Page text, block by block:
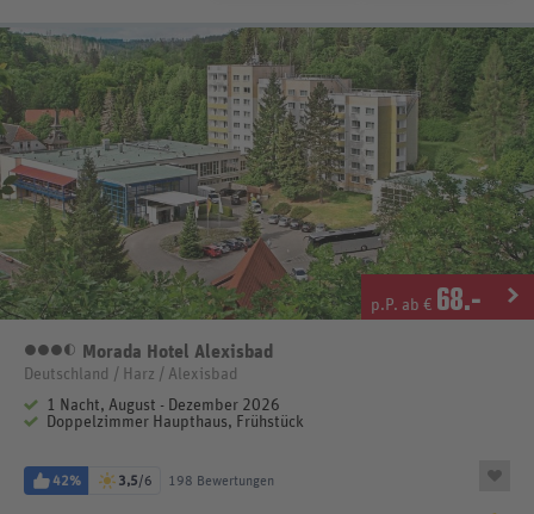
p.P. ab € 68.-
3,5 Sterne
Morada Hotel Alexisbad
Deutschland / Harz / Alexisbad
1 Nacht, August - Dezember 2026
Doppelzimmer Haupthaus, Frühstück
42% 3,5/6 198 Bewertungen